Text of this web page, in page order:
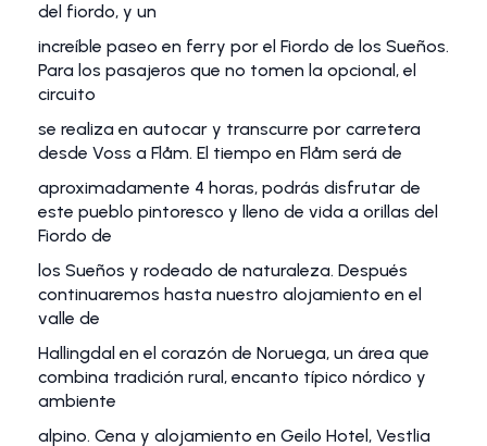
del fiordo, y un
increíble paseo en ferry por el Fiordo de los Sueños.
Para los pasajeros que no tomen la opcional, el
circuito
se realiza en autocar y transcurre por carretera
desde Voss a Flåm. El tiempo en Flåm será de
aproximadamente 4 horas, podrás disfrutar de
este pueblo pintoresco y lleno de vida a orillas del
Fiordo de
los Sueños y rodeado de naturaleza. Después
continuaremos hasta nuestro alojamiento en el
valle de
Hallingdal en el corazón de Noruega, un área que
combina tradición rural, encanto típico nórdico y
ambiente
alpino. Cena y alojamiento en Geilo Hotel, Vestlia